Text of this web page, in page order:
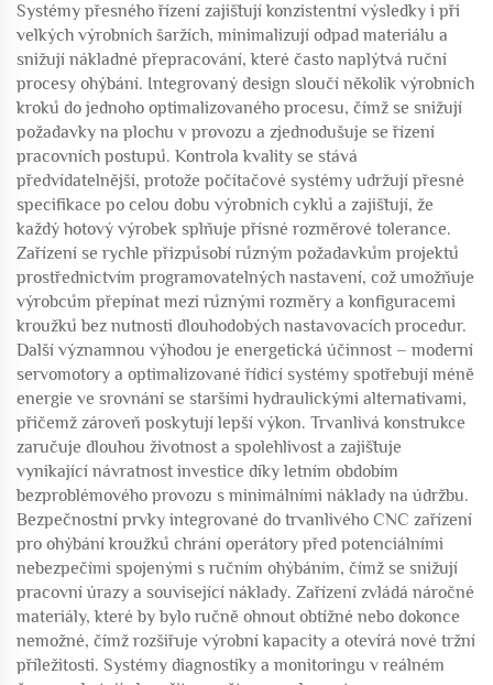
Systémy přesného řízení zajišťují konzistentní výsledky i při
velkých výrobních šaržích, minimalizují odpad materiálu a
snižují nákladné přepracování, které často naplýtvá ruční
procesy ohýbání. Integrovaný design sloučí několik výrobních
kroků do jednoho optimalizovaného procesu, čímž se snižují
požadavky na plochu v provozu a zjednodušuje se řízení
pracovních postupů. Kontrola kvality se stává
předvídatelnější, protože počítačové systémy udržují přesné
specifikace po celou dobu výrobních cyklů a zajišťují, že
každý hotový výrobek splňuje přísné rozměrové tolerance.
Zařízení se rychle přizpůsobí různým požadavkům projektů
prostřednictvím programovatelných nastavení, což umožňuje
výrobcům přepínat mezi různými rozměry a konfiguracemi
kroužků bez nutnosti dlouhodobých nastavovacích procedur.
Další významnou výhodou je energetická účinnost – moderní
servomotory a optimalizované řídicí systémy spotřebují méně
energie ve srovnání se staršími hydraulickými alternativami,
přičemž zároveň poskytují lepší výkon. Trvanlivá konstrukce
zaručuje dlouhou životnost a spolehlivost a zajišťuje
vynikající návratnost investice díky letním obdobím
bezproblémového provozu s minimálními náklady na údržbu.
Bezpečnostní prvky integrované do trvanlivého CNC zařízení
pro ohýbání kroužků chrání operátory před potenciálními
nebezpečími spojenými s ručním ohýbáním, čímž se snižují
pracovní úrazy a související náklady. Zařízení zvládá náročné
materiály, které by bylo ručně ohnout obtížné nebo dokonce
nemožné, čímž rozšiřuje výrobní kapacity a otevírá nové tržní
příležitosti. Systémy diagnostiky a monitoringu v reálném